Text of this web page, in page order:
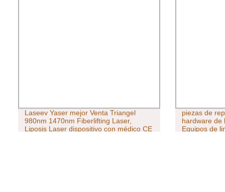
Laseev Yaser mejor Venta Triangel
980nm 1470nm Fiberlifting Laser,
Liposis Laser dispositivo con médico CE
piezas de
hardware de
Equipos de